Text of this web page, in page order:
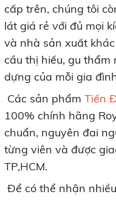
cấp trên, chúng tôi
lát giá rẻ với đủ mọi
và nhà sản xuất
cầu thị hiếu, gu
dựng của mỗi gia
Các sản phẩm Tiến
100% chính hãng
chuẩn, nguyên đai
từng viên và được
TP,HCM.
Để có thể nhận